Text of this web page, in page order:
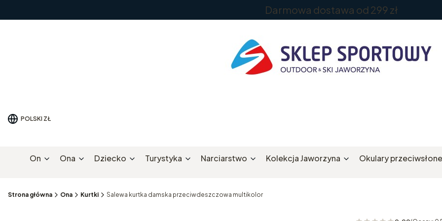
Darmowa dostawa od 299 zł
POLSKI ZŁ
On Ona Dziecko Turystyka Narciarstwo Kolekcja Jaworzyna Okulary
Strona główna Ona Kurtki Salewa kurtka damska przeciwdeszczowa multikolor